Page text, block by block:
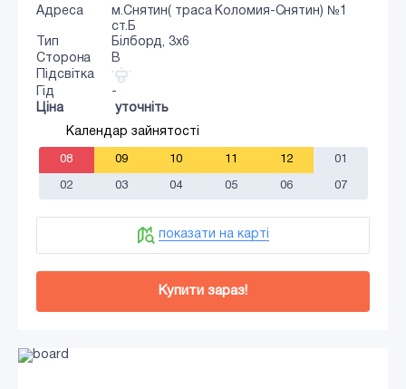
Адреса
м.Снятин( траса Коломия-Снятин) №1
ст.Б
Тип
Білборд, 3х6
Сторона
B
Підсвітка
Гід
-
Ціна
уточніть
Календар зайнятості
08 09 10 11 12 01
02 03 04 05 06 07
показати на карті
Купити зараз!